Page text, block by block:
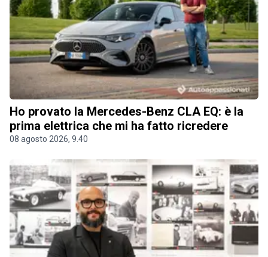
Ho provato la Mercedes-Benz CLA EQ: è la
prima elettrica che mi ha fatto ricredere
08 agosto 2026, 9.40